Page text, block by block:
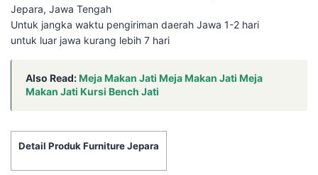
Jepara, Jawa Tengah
Untuk jangka waktu pengiriman daerah Jawa 1-2 hari
untuk luar jawa kurang lebih 7 hari
Also Read:Meja Makan Jati Meja Makan Jati Meja
Makan Jati Kursi Bench Jati
Detail Produk Furniture Jepara